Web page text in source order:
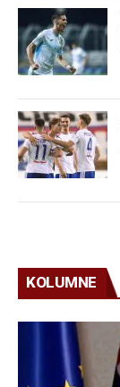
KOLUMNE